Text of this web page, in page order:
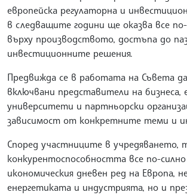
европейска регулаторна и
в следващите години ще оказва все
върху производството, достъпа до
инвестиционните решения.
Предвижда се в работата на Съвета
включвани представители на бизнеса,
университети и партньорски
зависимост от конкретните теми и
Според участниците в учредяването,
конкурентоспособността все по-
икономическия дневен ред на Европа,
енергетиката и индустрията, но и